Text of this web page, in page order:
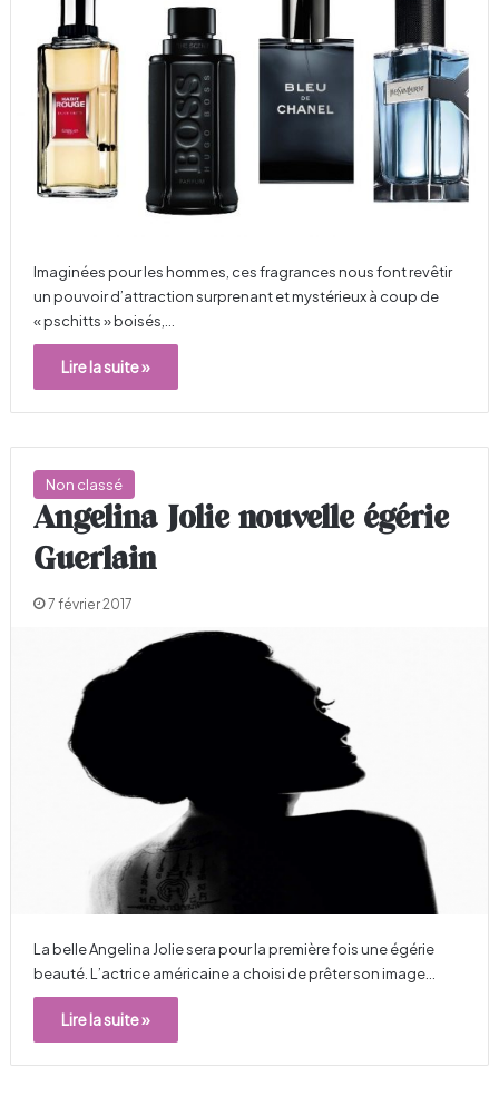
Imaginées pour les hommes, ces fragrances nous font revêtir
un pouvoir d’attraction surprenant et mystérieux à coup de
« pschitts » boisés,…
Lire la suite »
Non classé
Angelina Jolie nouvelle égérie
Guerlain
7 février 2017
La belle Angelina Jolie sera pour la première fois une égérie
beauté. L’actrice américaine a choisi de prêter son image…
Lire la suite »